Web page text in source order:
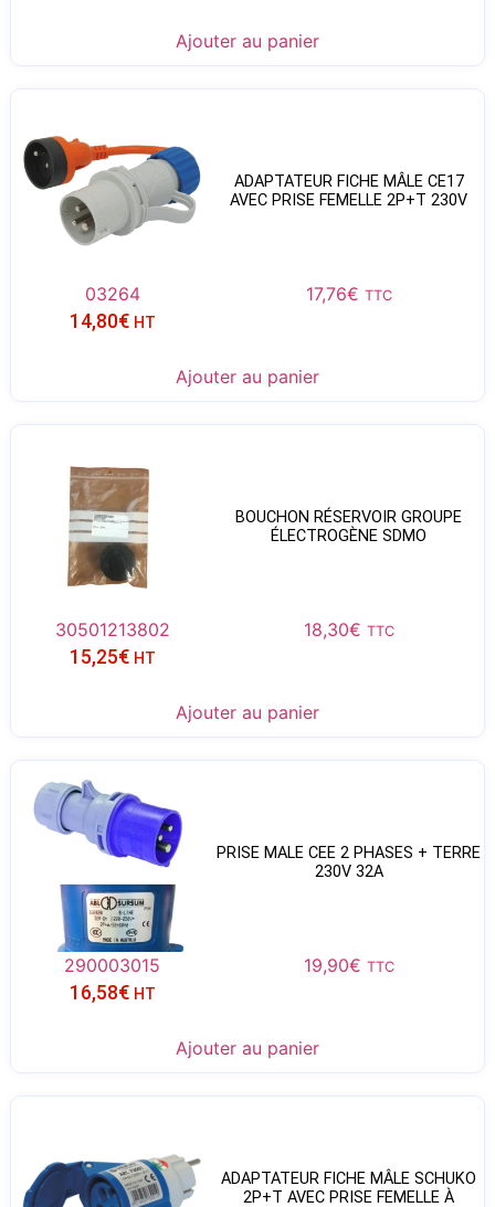
Ajouter au panier
ADAPTATEUR FICHE MÂLE CE17
AVEC PRISE FEMELLE 2P+T 230V
03264 17,76€ TTC
14,80€ HT
Ajouter au panier
BOUCHON RÉSERVOIR GROUPE
ÉLECTROGÈNE SDMO
30501213802 18,30€ TTC
15,25€ HT
Ajouter au panier
PRISE MALE CEE 2 PHASES + TERRE
230V 32A
290003015 19,90€ TTC
16,58€ HT
Ajouter au panier
ADAPTATEUR FICHE MÂLE SCHUKO
2P+T AVEC PRISE FEMELLE À